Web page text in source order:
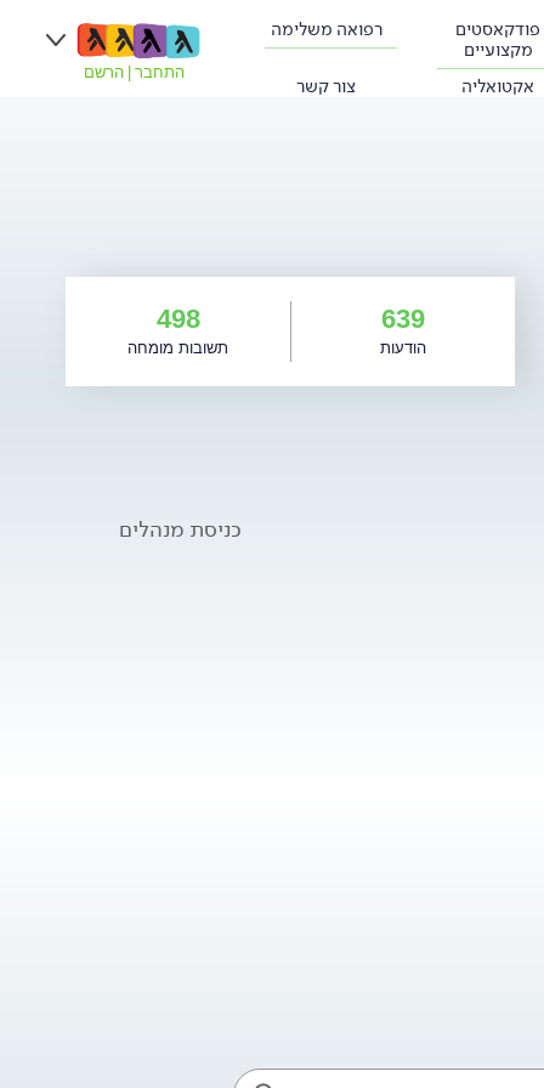
פודקאסטים
מקצועיים
רפואה משלימה
אקטואליה צור קשר
התחבר הרשם
639
הודעות
498
תשובות מומחה
כניסת מנהלים